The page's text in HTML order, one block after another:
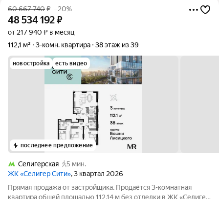
60 667 740₽ –20%
48 534 192₽
от 217 940 ₽ в месяц
112,1 м²
3-комн. квартира 38 этаж из 39
новостройка есть видео
последнее предложение
Селигерская
5 мин.
ЖК «Селигер Сити», 3 квартал 2026
Прямая продажа от застройщика. Продаётся 3-комнатная
квартира общей площадью 112.14 м без отделки в ЖК «Селигер